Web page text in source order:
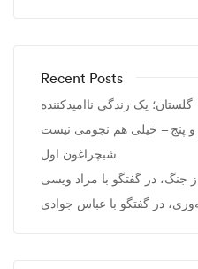
Recent Posts
گلستان؛ یک زندگی ناامیدکننده
پنج – خیلی هم نجومی نیست
شبچراغون اول
جنگ، در گفتگو با مراد ویسی
در گفتگو با عباس جوادی